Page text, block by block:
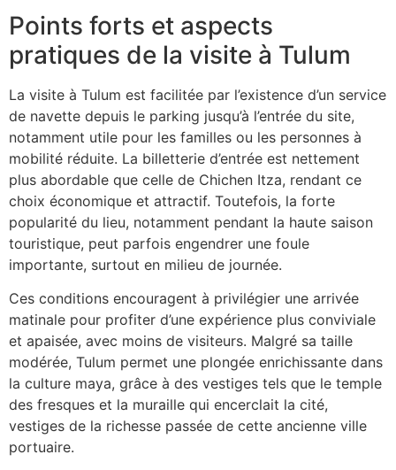
Points forts et aspects
pratiques de la visite à Tulum
La visite à Tulum est facilitée par l’existence d’un service
de navette depuis le parking jusqu’à l’entrée du site,
notamment utile pour les familles ou les personnes à
mobilité réduite. La billetterie d’entrée est nettement
plus abordable que celle de Chichen Itza, rendant ce
choix économique et attractif. Toutefois, la forte
popularité du lieu, notamment pendant la haute saison
touristique, peut parfois engendrer une foule
importante, surtout en milieu de journée.
Ces conditions encouragent à privilégier une arrivée
matinale pour profiter d’une expérience plus conviviale
et apaisée, avec moins de visiteurs. Malgré sa taille
modérée, Tulum permet une plongée enrichissante dans
la culture maya, grâce à des vestiges tels que le temple
des fresques et la muraille qui encerclait la cité,
vestiges de la richesse passée de cette ancienne ville
portuaire.